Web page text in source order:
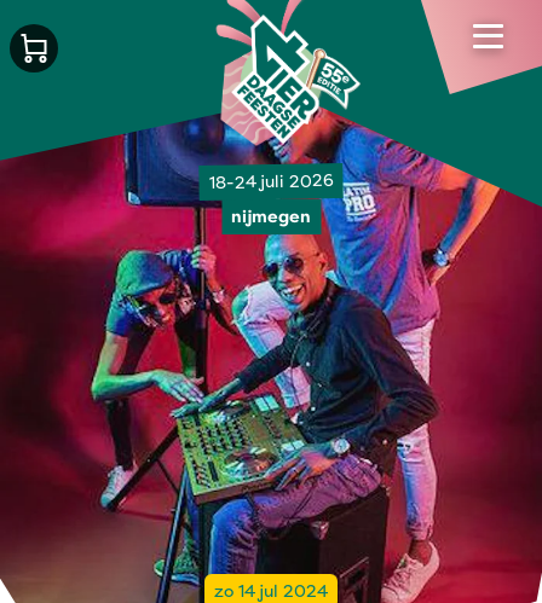
18-24 juli 2026
nijmegen
zo 14 jul 2024